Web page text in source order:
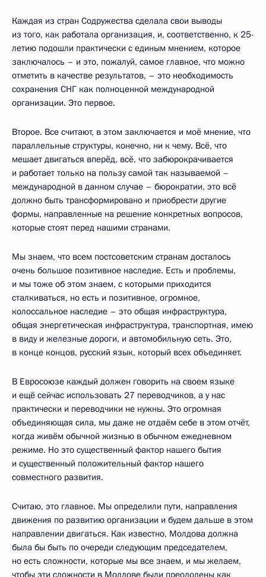
Каждая из стран Содружества сделала свои выводы
из того, как работала организация, и, соответственно, к 25-
летию подошли практически с единым мнением, которое
заключалось – и это, пожалуй, самое главное, что можно
отметить в качестве результатов, – это необходимость
сохранения СНГ как полноценной международной
организации. Это первое.
Второе. Все считают, в этом заключается и моё мнение, что
параллельные структуры, конечно, ни к чему. Всё, что
мешает двигаться вперёд, всё, что забюрокрачивается
и работает только на пользу самой так называемой –
международной в данном случае – бюрократии, это всё
должно быть трансформировано и приобрести другие
формы, направленные на решение конкретных вопросов,
которые стоят перед нашими странами.
Мы знаем, что всем постсоветским странам досталось
очень большое позитивное наследие. Есть и проблемы,
и мы тоже об этом знаем, с которыми приходится
сталкиваться, но есть и позитивное, огромное,
колоссальное наследие – это общая инфраструктура,
общая энергетическая инфраструктура, транспортная, имею
в виду и железные дороги, и автомобильную сеть. Это,
в конце концов, русский язык, который всех объединяет.
В Евросоюзе каждый должен говорить на своем языке
и ещё сейчас использовать 27 переводчиков, а у нас
практически и переводчики не нужны. Это огромная
объединяющая сила, мы даже не отдаём себе в этом отчёт,
когда живём обычной жизнью в обычном ежедневном
режиме. Но это существенный фактор нашего бытия
и существенный положительный фактор нашего
совместного развития.
Считаю, это главное. Мы определили пути, направления
движения по развитию организации и будем дальше в этом
направлении двигаться. Как известно, Молдова должна
была бы быть по очереди следующим председателем,
но есть сложности, которые мы все знаем, и мы желаем,
чтобы эти сложности в Молдове были преодолены как